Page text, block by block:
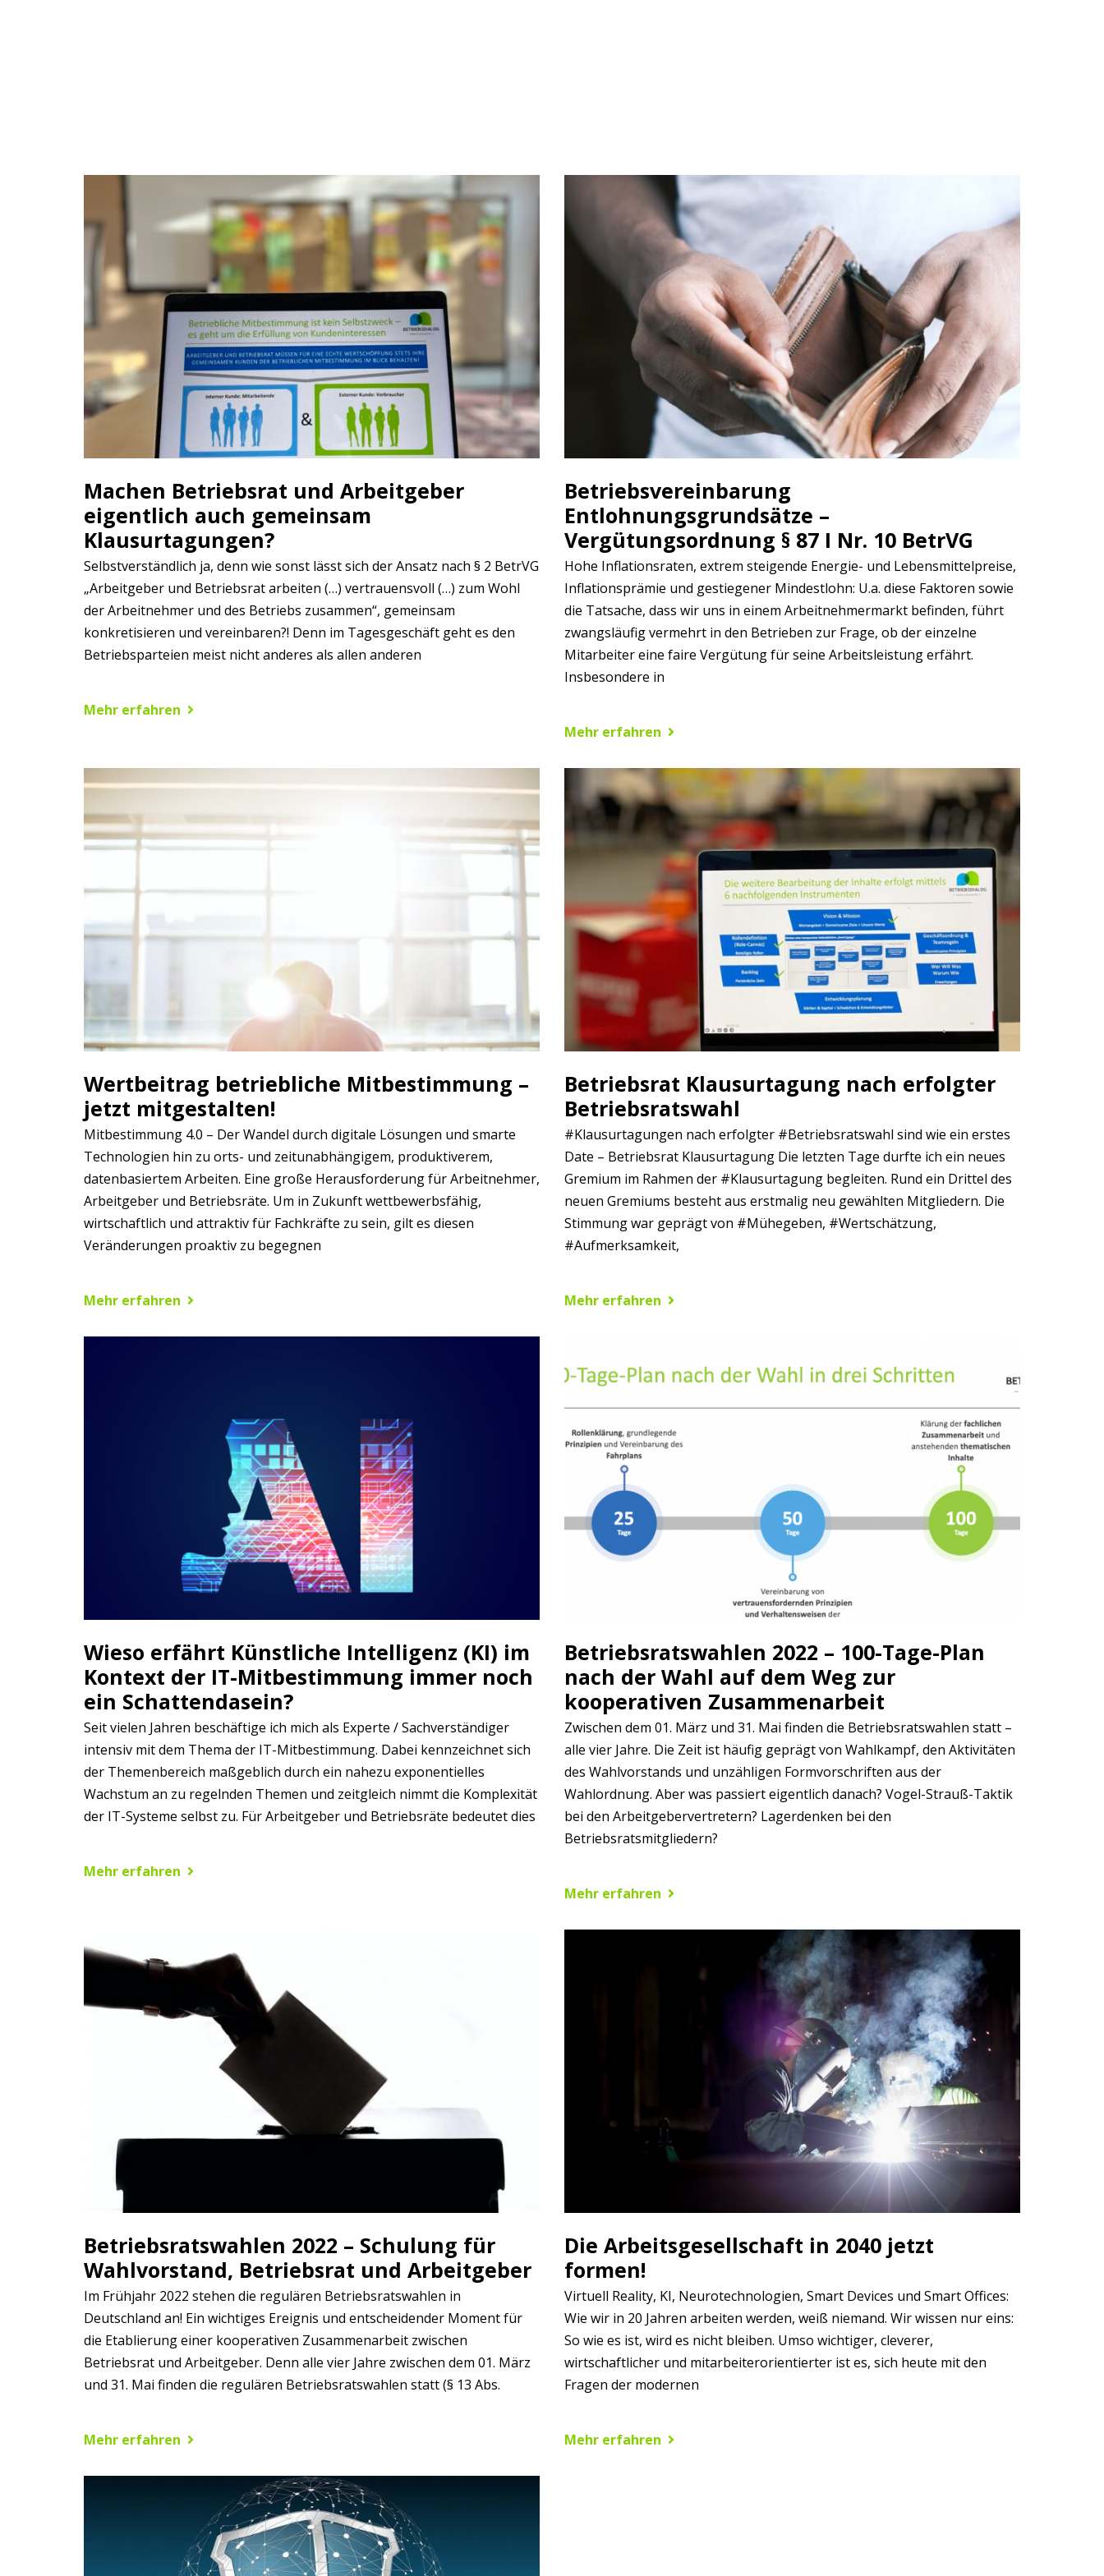
Machen Betriebsrat und Arbeitgeber
eigentlich auch gemeinsam
Klausurtagungen?
Selbstverständlich ja, denn wie sonst lässt sich der Ansatz nach § 2 BetrVG
„Arbeitgeber und Betriebsrat arbeiten (…) vertrauensvoll (…) zum Wohl
der Arbeitnehmer und des Betriebs zusammen“, gemeinsam
konkretisieren und vereinbaren?! Denn im Tagesgeschäft geht es den
Betriebsparteien meist nicht anderes als allen anderen
Mehr erfahren
Betriebsvereinbarung
Entlohnungsgrundsätze –
Vergütungsordnung § 87 I Nr. 10 BetrVG
Hohe Inflationsraten, extrem steigende Energie- und Lebensmittelpreise,
Inflationsprämie und gestiegener Mindestlohn: U.a. diese Faktoren sowie
die Tatsache, dass wir uns in einem Arbeitnehmermarkt befinden, führt
zwangsläufig vermehrt in den Betrieben zur Frage, ob der einzelne
Mitarbeiter eine faire Vergütung für seine Arbeitsleistung erfährt.
Insbesondere in
Mehr erfahren
Wertbeitrag betriebliche Mitbestimmung –
jetzt mitgestalten!
Mitbestimmung 4.0 – Der Wandel durch digitale Lösungen und smarte
Technologien hin zu orts- und zeitunabhängigem, produktiverem,
datenbasiertem Arbeiten. Eine große Herausforderung für Arbeitnehmer,
Arbeitgeber und Betriebsräte. Um in Zukunft wettbewerbsfähig,
wirtschaftlich und attraktiv für Fachkräfte zu sein, gilt es diesen
Veränderungen proaktiv zu begegnen
Mehr erfahren
Betriebsrat Klausurtagung nach erfolgter
Betriebsratswahl
#Klausurtagungen nach erfolgter #Betriebsratswahl sind wie ein erstes
Date – Betriebsrat Klausurtagung Die letzten Tage durfte ich ein neues
Gremium im Rahmen der #Klausurtagung begleiten. Rund ein Drittel des
neuen Gremiums besteht aus erstmalig neu gewählten Mitgliedern. Die
Stimmung war geprägt von #Mühegeben, #Wertschätzung,
#Aufmerksamkeit,
Mehr erfahren
Wieso erfährt Künstliche Intelligenz (KI) im
Kontext der IT-Mitbestimmung immer noch
ein Schattendasein?
Seit vielen Jahren beschäftige ich mich als Experte / Sachverständiger
intensiv mit dem Thema der IT-Mitbestimmung. Dabei kennzeichnet sich
der Themenbereich maßgeblich durch ein nahezu exponentielles
Wachstum an zu regelnden Themen und zeitgleich nimmt die Komplexität
der IT-Systeme selbst zu. Für Arbeitgeber und Betriebsräte bedeutet dies
Mehr erfahren
Betriebsratswahlen 2022 – 100-Tage-Plan
nach der Wahl auf dem Weg zur
kooperativen Zusammenarbeit
Zwischen dem 01. März und 31. Mai finden die Betriebsratswahlen statt –
alle vier Jahre. Die Zeit ist häufig geprägt von Wahlkampf, den Aktivitäten
des Wahlvorstands und unzähligen Formvorschriften aus der
Wahlordnung. Aber was passiert eigentlich danach? Vogel-Strauß-Taktik
bei den Arbeitgebervertretern? Lagerdenken bei den
Betriebsratsmitgliedern?
Mehr erfahren
Betriebsratswahlen 2022 – Schulung für
Wahlvorstand, Betriebsrat und Arbeitgeber
Im Frühjahr 2022 stehen die regulären Betriebsratswahlen in
Deutschland an! Ein wichtiges Ereignis und entscheidender Moment für
die Etablierung einer kooperativen Zusammenarbeit zwischen
Betriebsrat und Arbeitgeber. Denn alle vier Jahre zwischen dem 01. März
und 31. Mai finden die regulären Betriebsratswahlen statt (§ 13 Abs.
Mehr erfahren
Die Arbeitsgesellschaft in 2040 jetzt
formen!
Virtuell Reality, KI, Neurotechnologien, Smart Devices und Smart Offices:
Wie wir in 20 Jahren arbeiten werden, weiß niemand. Wir wissen nur eins:
So wie es ist, wird es nicht bleiben. Umso wichtiger, cleverer,
wirtschaftlicher und mitarbeiterorientierter ist es, sich heute mit den
Fragen der modernen
Mehr erfahren